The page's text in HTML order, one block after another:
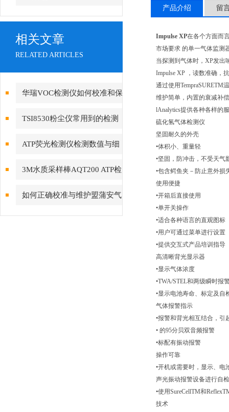
相关文章
RELATED ARTICLES
华瑞VOC检测仪如何校准和保
TSI8530粉尘仪常用到的检测
技术有哪些?
ATP荧光检测仪检测数值与细
菌总数量化关系
3M水质采样棒AQT200 ATP检
测拭子 水样涂抹棒
如何正确校准与维护盟蒲安气
体检测仪？
产品介绍 留
Impulse XP在各个方面而
市场要求 的单一气体监测
当探测到气体时，XP发出
Impulse XP ，读数准确，
通过使用TempraSURETM
维护简单，内置的衰减补
lAnalytics提供各种各样的
硫化氢气体检测仪
坚固耐久的外壳
•体积小、重量轻
•坚固，防冲击，不受天气
•包含鳄鱼夹－防止意外损
使用便捷
•开箱后直接使用
•单开关操作
•适合各种语言的直观图标
•用户可通过菜单进行设置
•提供交互式产品培训指导
高清晰背光显示器
•显示气体浓度
•TWA/STEL和两级瞬时报
•显示电池寿命、标定及自
气体报警指示
•报警和背光相互结合，引
• 的95分贝双音频报警
•标配有振动报警
操作可靠
•开机或需要时，显示、电
声光振动报警设备进行自检
•使用SureCellTM和
技术